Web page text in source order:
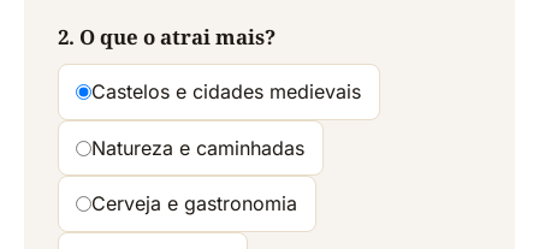
2. O que o atrai mais?
Castelos e cidades medievais
Natureza e caminhadas
Cerveja e gastronomia